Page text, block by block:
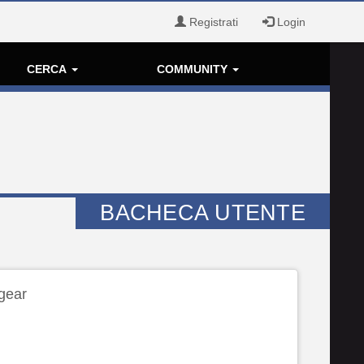
Registrati Login
CERCA COMMUNITY
BACHECA UTENTE